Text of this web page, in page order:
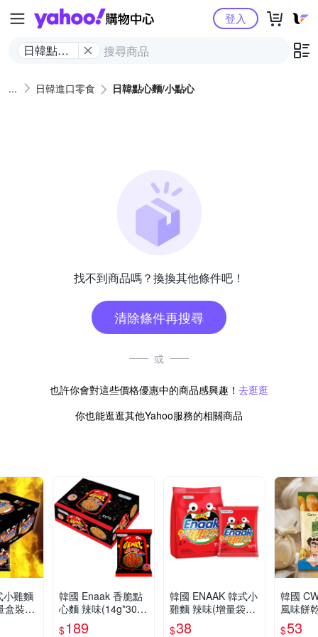
Yahoo購物中心
日韓點心
登入
日韓進口零食 日韓點心麵/小點心
找不到商品嗎？換換其他條件吧！
清除條件再搜尋
或
也許你會對這些價格優惠中的商品感興趣！ 去逛逛
你也能逛逛其他Yahoo服務的相關商品
小雞麵
盒裝28
韓國 Enaak 香脆點
心麵 辣味(14g*30
包)盒裝【小三美
$189
韓國 ENAAK 韓式小
雞麵 辣味(增量袋裝
28gx3包)【小三美
$38
韓國
風味餅
三美日
$53